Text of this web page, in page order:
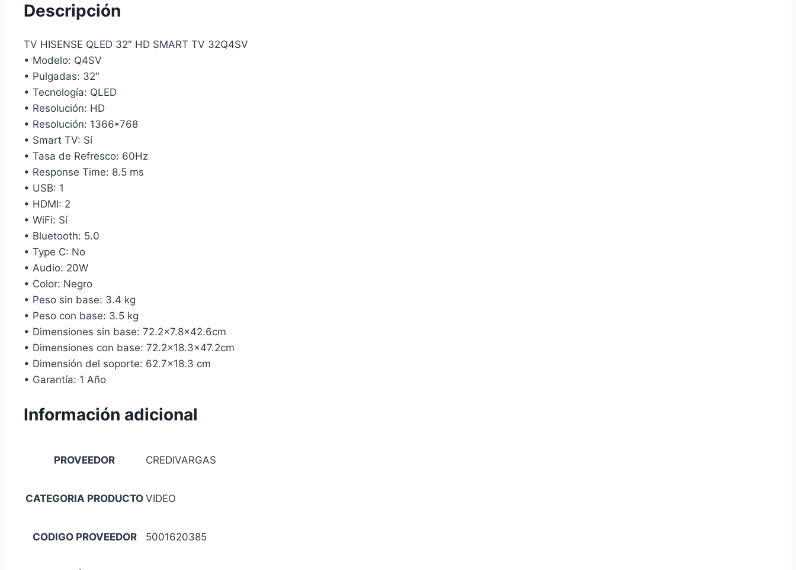
Descripción
TV HISENSE QLED 32″ HD SMART TV 32Q4SV
• Modelo: Q4SV
• Pulgadas: 32″
• Tecnología: QLED
• Resolución: HD
• Resolución: 1366*768
• Smart TV: Sí
• Tasa de Refresco: 60Hz
• Response Time: 8.5 ms
• USB: 1
• HDMI: 2
• WiFi: Sí
• Bluetooth: 5.0
• Type C: No
• Audio: 20W
• Color: Negro
• Peso sin base: 3.4 kg
• Peso con base: 3.5 kg
• Dimensiones sin base: 72.2×7.8×42.6cm
• Dimensiones con base: 72.2×18.3×47.2cm
• Dimensión del soporte: 62.7×18.3 cm
• Garantía: 1 Año
Información adicional
PROVEEDOR CREDIVARGAS
CATEGORIA PRODUCTO VIDEO
CODIGO PROVEEDOR 5001620385